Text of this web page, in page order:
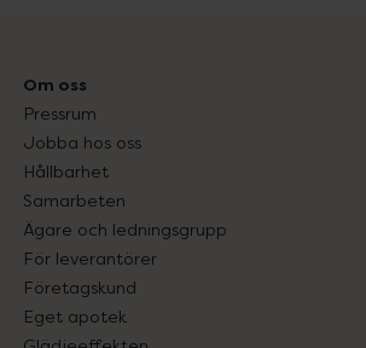
Om oss
Pressrum
Jobba hos oss
Hållbarhet
Samarbeten
Ägare och ledningsgrupp
För leverantörer
Företagskund
Eget apotek